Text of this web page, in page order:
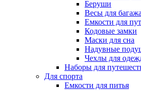
Беруши
Весы для багажа
Емкости для
Кодовые замки
Маски для сна
Надувные
Чехлы для
Наборы для
Для спорта
Емкости для питья